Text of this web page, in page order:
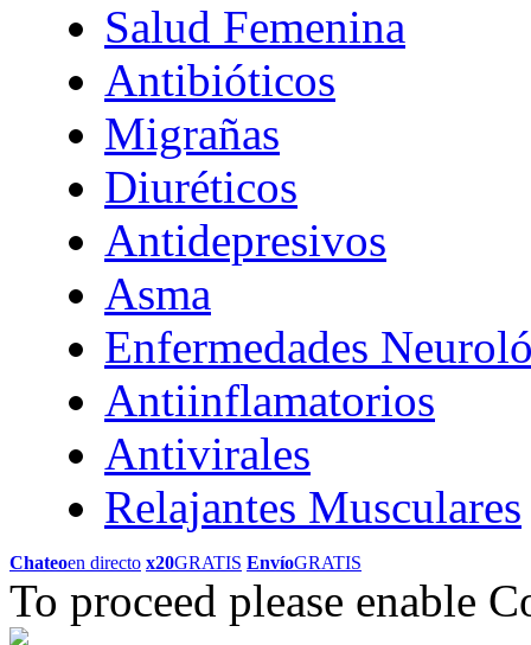
Salud Femenina
Antibióticos
Migrañas
Diuréticos
Antidepresivos
Asma
Enfermedades
Antiinflamatorios
Antivirales
Relajantes Musculares
Chateoen directo x20GRATIS EnvíoGRATIS
To proceed please enable